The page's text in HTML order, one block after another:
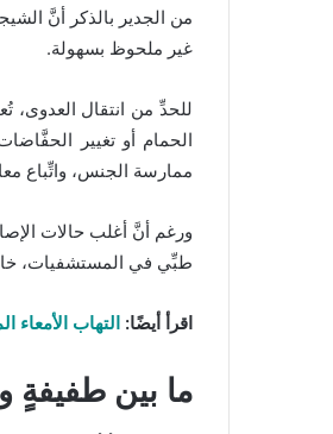
من الجدير بالذكر أنَّ
غير ملحوظ بسهولة.
للحدِّ من انتقال العدوى،
الحمام أو تغيير
ممارسة الجنس، واتِّباع
ورغم أنَّ أغلب حالات
طبِّي في المستشفيات،
اقرأ أيضًا: التهاب الأمعاء
ما بين طفيفةٍ